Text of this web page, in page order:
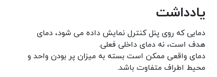
یادداشت
دمایی که روی پنل کنترل نمایش داده می شود، دمای
هدف است، نه دمای داخلی فعلی.
دمای واقعی ممکن است بسته به میزان پر بودن واحد و
محیط اطراف متفاوت باشد.